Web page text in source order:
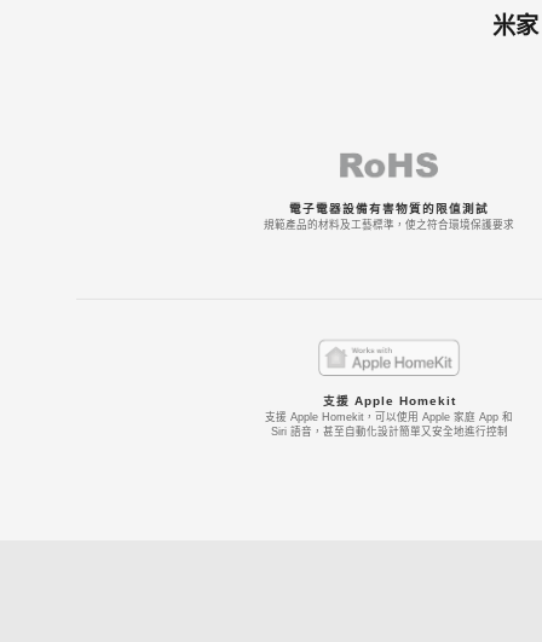
米
電子電器設備有害物質的限值測試
規範產品的材料及工藝標準，使之符合環境保護要求
支援 Apple Homekit
支援 Apple Homekit，可以使用 Apple 家庭 App 和
Siri 語音，甚至自動化設計簡單又安全地進行控制